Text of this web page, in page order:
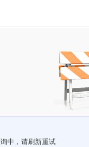
中，请刷新重试